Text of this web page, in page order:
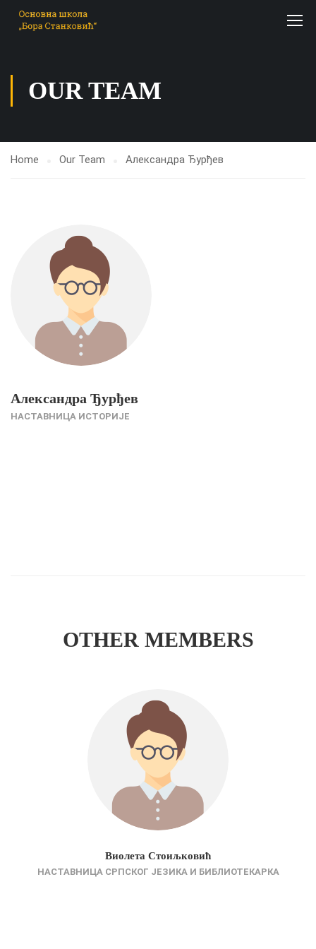
OUR TEAM
Home Our Team Александра Ђурђев
Александра Ђурђев
НАСТАВНИЦА ИСТОРИЈЕ
OTHER MEMBERS
Виолета Стоиљковић
НАСТАВНИЦА СРПСКОГ ЈЕЗИКА И БИБЛИОТЕКАРКА